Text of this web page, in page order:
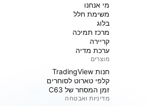
מי אנחנו
משימת חלל
בלוג
מרכז תמיכה
קריירה
ערכת מדיה
מוצרים
חנות TradingView
קלפי טארוט לסוחרים
זמן המסחר של C63
מדיניות ואבטחה